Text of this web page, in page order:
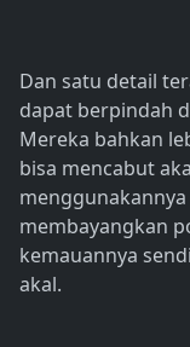
Dan satu detail
dapat berpindah
Mereka bahkan
bisa mencabut
membayangkan
kemauannya
akal.